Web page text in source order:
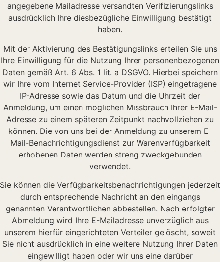
angegebene Mailadresse versandten Verifizierungslinks
ausdrücklich Ihre diesbezügliche Einwilligung bestätigt
haben.
Mit der Aktivierung des Bestätigungslinks erteilen Sie uns
Ihre Einwilligung für die Nutzung Ihrer personenbezogenen
Daten gemäß Art. 6 Abs. 1 lit. a DSGVO. Hierbei speichern
wir Ihre vom Internet Service-Provider (ISP) eingetragene
IP-Adresse sowie das Datum und die Uhrzeit der
Anmeldung, um einen möglichen Missbrauch Ihrer E-Mail-
Adresse zu einem späteren Zeitpunkt nachvollziehen zu
können. Die von uns bei der Anmeldung zu unserem E-
Mail-Benachrichtigungsdienst zur Warenverfügbarkeit
erhobenen Daten werden streng zweckgebunden
verwendet.
Sie können die Verfügbarkeitsbenachrichtigungen jederzeit
durch entsprechende Nachricht an den eingangs
genannten Verantwortlichen abbestellen. Nach erfolgter
Abmeldung wird Ihre E-Mailadresse unverzüglich aus
unserem hierfür eingerichteten Verteiler gelöscht, soweit
Sie nicht ausdrücklich in eine weitere Nutzung Ihrer Daten
eingewilligt haben oder wir uns eine darüber